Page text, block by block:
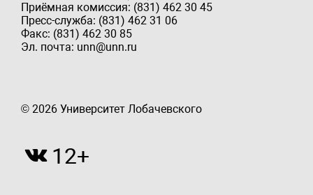
Приёмная комиссия: (831) 462 30 45
Пресс-служба: (831) 462 31 06
Факс: (831) 462 30 85
Эл. почта: unn@unn.ru
© 2026 Университет Лобачевского
12+